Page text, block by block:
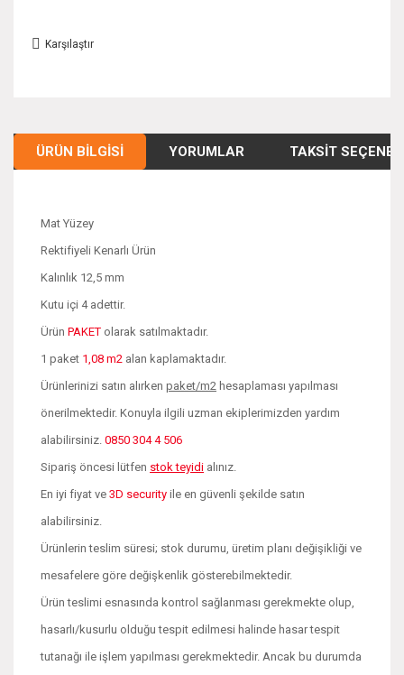
Karşılaştır
ÜRÜN BILGISI YORUMLAR TAKSIT
Mat Yüzey
Rektifiyeli Kenarlı Ürün
Kalınlık 12,5 mm
Kutu içi 4 adettir.
Ürün PAKET olarak satılmaktadır.
1 paket 1,08 m2 alan kaplamaktadır.
Ürünlerinizi satın alırken paket/m2 hesaplaması yapılması
önerilmektedir. Konuyla ilgili uzman ekiplerimizden yardım
alabilirsiniz. 0850 304 4 506
Sipariş öncesi lütfen stok teyidi alınız.
En iyi fiyat ve 3D security ile en güvenli şekilde satın
alabilirsiniz.
Ürünlerin teslim süresi; stok durumu, üretim planı değişikliği ve
mesafelere göre değişkenlik gösterebilmektedir.
Ürün teslimi esnasında kontrol sağlanması gerekmekte olup,
hasarlı/kusurlu olduğu tespit edilmesi halinde hasar tespit
tutanağı ile işlem yapılması gerekmektedir. Ancak bu durumda